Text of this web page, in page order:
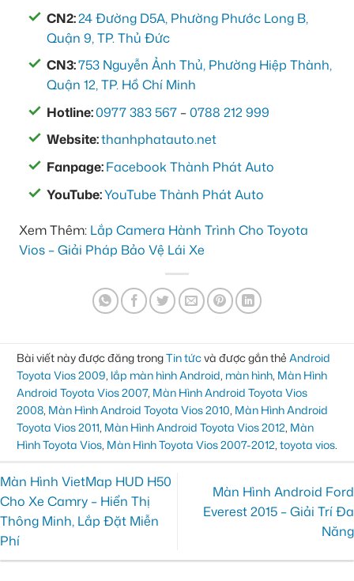
CN2:24 Đường D5A, Phường Phước Long B,
Quận 9, TP. Thủ Đức
CN3:753 Nguyễn Ảnh Thủ, Phường Hiệp Thành,
Quận 12, TP. Hồ Chí Minh
Hotline:0977 383 567 –0788 212 999
Website:thanhphatauto.net
Fanpage:Facebook Thành Phát Auto
YouTube:YouTube Thành Phát Auto
Xem Thêm: Lắp Camera Hành Trình Cho Toyota
Vios – Giải Pháp Bảo Vệ Lái Xe
Bài viết này được đăng trongTin tứcvà được gắn thẻ Android
Toyota Vios 2009, lắp màn hình Android, màn hình, Màn Hình
Android Toyota Vios 2007, Màn Hình Android Toyota Vios
2008, Màn Hình Android Toyota Vios 2010, Màn Hình Android
Toyota Vios 2011, Màn Hình Android Toyota Vios 2012, Màn
Hình Toyota Vios, Màn Hình Toyota Vios 2007-2012, toyota vios.
Màn Hình VietMap HUD H50
Cho Xe Camry – Hiển Thị
Thông Minh, Lắp Đặt Miễn
Phí
Màn Hình Android Ford
Everest 2015 – Giải Trí Đa
Năng